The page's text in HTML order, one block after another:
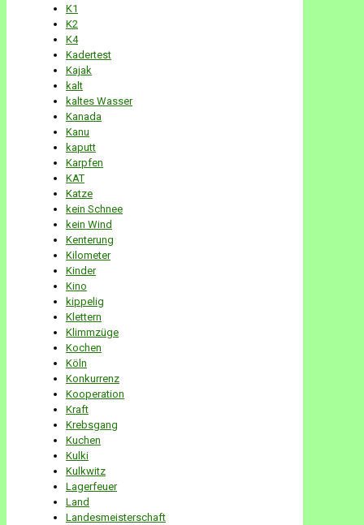
K1
K2
K4
Kadertest
Kajak
kalt
kaltes Wasser
Kanada
Kanu
kaputt
Karpfen
KAT
Katze
kein Schnee
kein Wind
Kenterung
Kilometer
Kinder
Kino
kippelig
Klettern
Klimmzüge
Kochen
Köln
Konkurrenz
Kooperation
Kraft
Krebsgang
Kuchen
Kulki
Kulkwitz
Lagerfeuer
Land
Landesmeisterschaft